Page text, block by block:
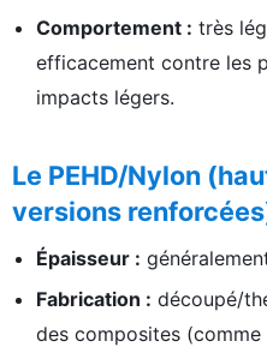
Comportement : très
efficacement contre les
impacts légers.
Le PEHD/Nylon
versions
Épaisseur :
Fabrication : découpé/
des composites (comme